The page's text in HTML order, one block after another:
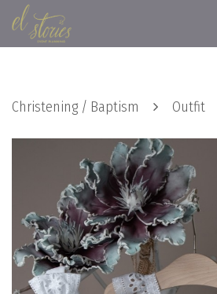
Christening / Baptism Outfit